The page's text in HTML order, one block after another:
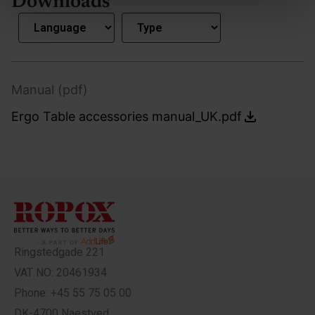
Manual (pdf)
Ergo Table accessories manual_UK.pdf
Ringstedgade 221
VAT NO: 20461934
Phone: +45 55 75 05 00